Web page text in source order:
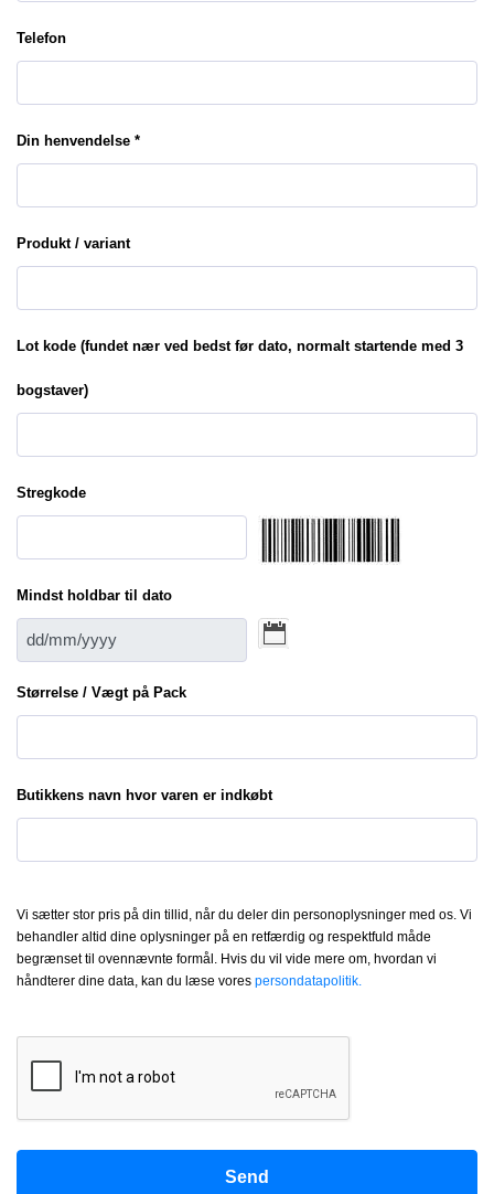
Telefon
Din henvendelse *
Produkt / variant
Lot kode (fundet nær ved bedst før dato, normalt startende med 3
bogstaver)
Stregkode
Mindst holdbar til dato
Størrelse / Vægt på Pack
Butikkens navn hvor varen er indkøbt
Vi sætter stor pris på din tillid, når du deler din personoplysninger med os. Vi
behandler altid dine oplysninger på en retfærdig og respektfuld måde
begrænset til ovennævnte formål. Hvis du vil vide mere om, hvordan vi
håndterer dine data, kan du læse vores persondatapolitik.
Send